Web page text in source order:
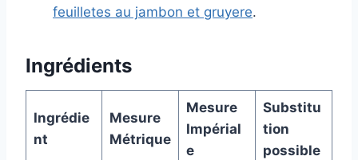
feuilletes au jambon et gruyere.
Ingrédients
Ingrédie
nt
Mesure
Métrique
Mesure
Impérial
e
Substitu
tion
possible